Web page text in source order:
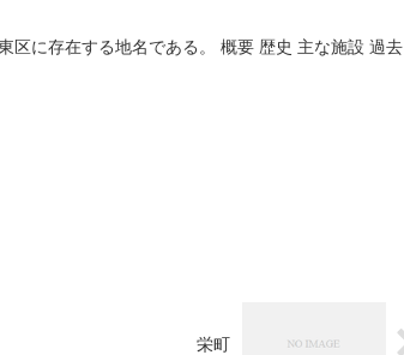
区に存在する地名である。 概要 歴史 主な施設 過去
栄町